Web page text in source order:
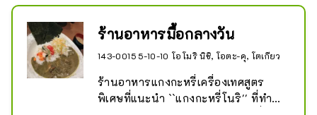
ร้านอาหารมื้อกลางวัน
143-0015 5-10-10 โอโมริ นิชิ, โอตะ-คุ, โตเกียว
ร้านอาหารแกงกะหรี่เครื่องเทศสูตร
พิเศษที่แนะนำ ``แกงกะหรี่โนริ'' ที่ทำ